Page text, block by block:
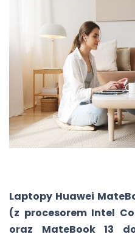
Laptopy Huawei
(z procesorem Intel
oraz MateBook 13